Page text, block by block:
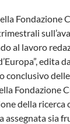
Fondazione
al lavoro
edita
conclusivo
Fondazione
della ricerca
assegnata sia